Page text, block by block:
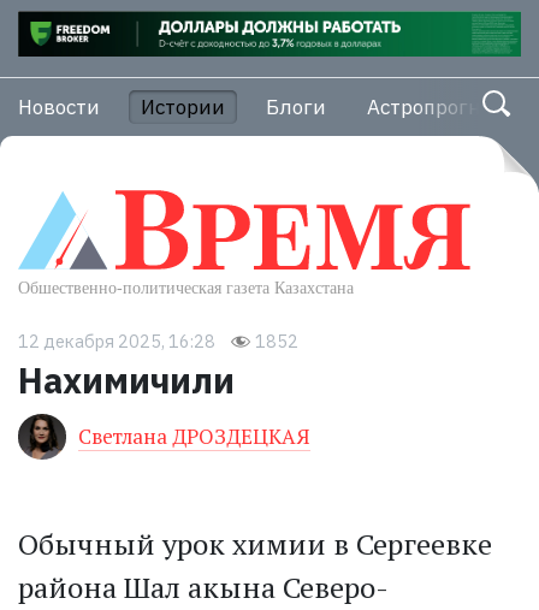
Новости Истории Блоги Астропрогноз
12 декабря 2025, 16:28 1852
Нахимичили
Светлана ДРОЗДЕЦКАЯ
Обычный урок химии в Сергеевке
района Шал акына Северо-